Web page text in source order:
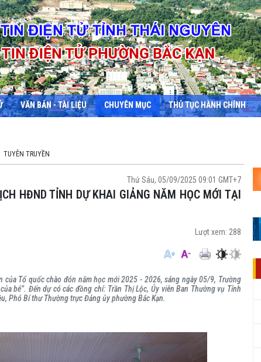
VĂN BẢN - TÀI LIỆU CHUYÊN MỤC THỦ TỤC HÀNH CHÍNH
TUYÊN TRUYỀN
Thứ Sáu, 05/09/2025 09:01 GMT+7
Lượt xem: 288
Tổ quốc chào đón năm học mới 2025 - 2026, sáng ngày 05/9, Trường
bé”. Đến dự có các đồng chí: Trần Thị Lộc, Ủy viên Ban Thường vụ Tỉnh
Phó Bí thư Thường trực Đảng ủy phường Bắc Kạn.